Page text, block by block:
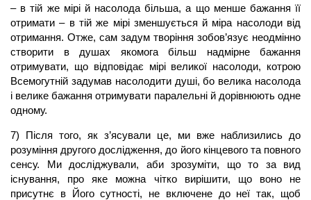
– в тій же мірі й насолода більша, а що менше бажання її
отримати – в тій же мірі зменшується й міра насолоди від
отримання. Отже, сам задум творіння зобов’язує неодмінно
створити в душах якомога більш надмірне бажання
отримувати, що відповідає мірі великої насолоди, котрою
Всемогутній задумав насолодити душі, бо велика насолода
і велике бажання отримувати паралельні й дорівнюють одне
одному.
7) Після того, як з’ясували це, ми вже наблизились до
розуміння другого дослідження, до його кінцевого та повного
сенсу. Ми досліджували, аби зрозуміти, що то за вид
існування, про яке можна чітко вирішити, що воно не
присутнє в Його сутності, не включене до неї так, щоб